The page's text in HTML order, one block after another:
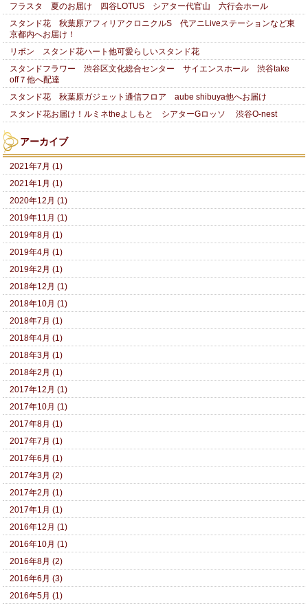
フラスタ 夏のお届け 四谷LOTUS シアター代官山 六行会ホール
スタンド花 秋葉原アフィリアクロニクルS 代アニLiveステーションなど東
京都内へお届け！
リボン スタンド花ハート他可愛らしいスタンド花
スタンドフラワー 渋谷区文化総合センター サイエンスホール 渋谷take
off７他へ配達
スタンド花 秋葉原ガジェット通信フロア aube shibuya他へお届け
スタンド花お届け！ルミネtheよしもと シアターGロッソ 渋谷O-nest
アーカイブ
2021年7月 (1)
2021年1月 (1)
2020年12月 (1)
2019年11月 (1)
2019年8月 (1)
2019年4月 (1)
2019年2月 (1)
2018年12月 (1)
2018年10月 (1)
2018年7月 (1)
2018年4月 (1)
2018年3月 (1)
2018年2月 (1)
2017年12月 (1)
2017年10月 (1)
2017年8月 (1)
2017年7月 (1)
2017年6月 (1)
2017年3月 (2)
2017年2月 (1)
2017年1月 (1)
2016年12月 (1)
2016年10月 (1)
2016年8月 (2)
2016年6月 (3)
2016年5月 (1)